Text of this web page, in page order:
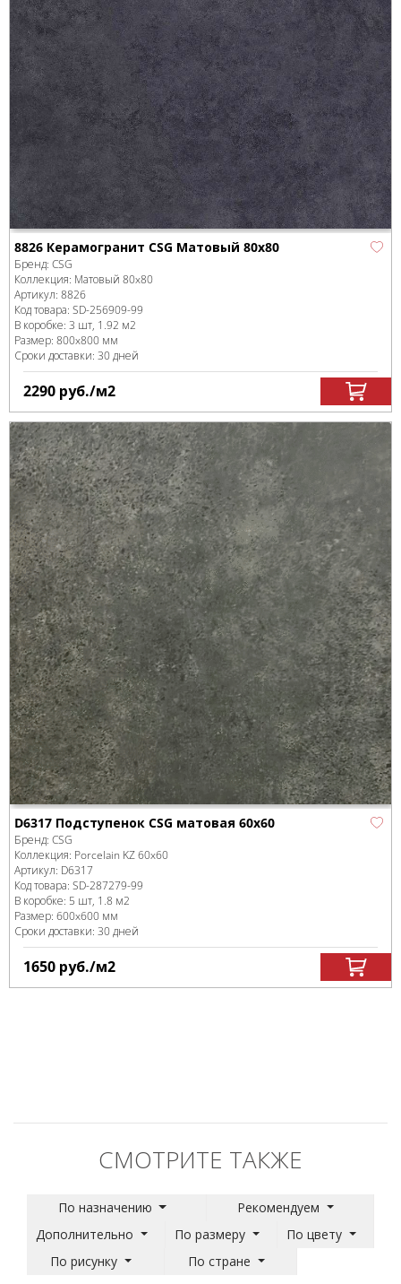
8826 Керамогранит CSG Матовый 80x80
Бренд: CSG
Коллекция: Матовый 80x80
Артикул: 8826
Код товара: SD-256909-99
В коробке: 3 шт, 1.92 м2
Размер: 800x800 мм
Сроки доставки: 30 дней
2290 руб./м2
D6317 Подступенок CSG матовая 60x60
Бренд: CSG
Коллекция: Porcelain KZ 60x60
Артикул: D6317
Код товара: SD-287279-99
В коробке: 5 шт, 1.8 м2
Размер: 600x600 мм
Сроки доставки: 30 дней
1650 руб./м2
СМОТРИТЕ ТАКЖЕ
По назначению
Рекомендуем
Дополнительно
По размеру
По цвету
По рисунку
По стране